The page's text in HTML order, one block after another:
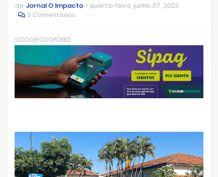
de Jornal O Impacto
quarta-feira, junho 07, 2023
0 Comentários
SICOOB COOPCRED